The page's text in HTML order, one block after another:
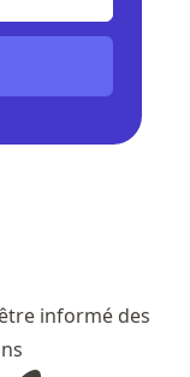
informé des